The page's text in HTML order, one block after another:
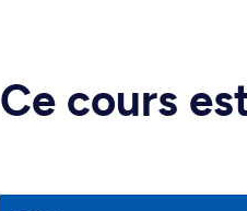
Ce cours